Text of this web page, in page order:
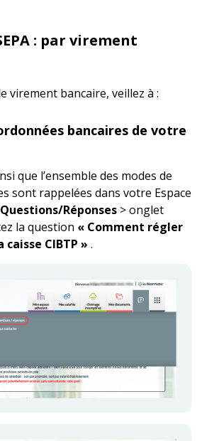
: par virement
virement bancaire, veillez à :
bancaires de votre
que l’ensemble des modes de
sont rappelées dans votre Espace
Questions/Réponses > onglet
la question « Comment régler
CIBTP » .